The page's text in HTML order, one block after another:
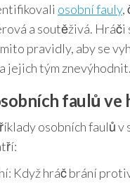
osobní fauly,
a soutěživá. Hráči
pravidly, aby se
jejich tým znevýhodnit.
faulů ve
osobních faulů v
Když hráč brání